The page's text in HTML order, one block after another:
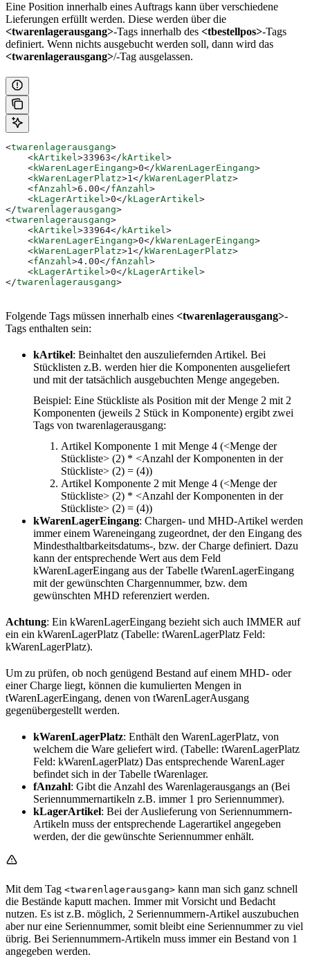
Eine Position innerhalb eines Auftrags kann über verschiedene
Lieferungen erfüllt werden. Diese werden über die
<twarenlagerausgang>-Tags innerhalb des <tbestellpos>-Tags
definiert. Wenn nichts ausgebucht werden soll, dann wird das
<twarenlagerausgang>/-Tag ausgelassen.
<twarenlagerausgang>
    <
kArtikel>33963</ kArtikel>
    <
kWarenLagerEingang>0</ kWarenLagerEingang>
    <
kWarenLagerPlatz>1</ kWarenLagerPlatz>
    <
fAnzahl>6.00</fAnzahl>
    <
kLagerArtikel>0</ kLagerArtikel>
</twarenlagerausgang>
<twarenlagerausgang>
    <
kArtikel>33964</ kArtikel>
    <
kWarenLagerEingang>0</ kWarenLagerEingang>
    <
kWarenLagerPlatz>1</ kWarenLagerPlatz>
    <
fAnzahl>4.00</fAnzahl>
    <
kLagerArtikel>0</ kLagerArtikel>
</twarenlagerausgang>
Folgende Tags müssen innerhalb eines <twarenlagerausgang>-
Tags enthalten sein:
kArtikel: Beinhaltet den auszuliefernden Artikel. Bei
Stücklisten z.B. werden hier die Komponenten ausgeliefert
und mit der tatsächlich ausgebuchten Menge angegeben.
Beispiel: Eine Stückliste als Position mit der Menge 2 mit 2
Komponenten (jeweils 2 Stück in Komponente) ergibt zwei
Tags von twarenlagerausgang:
Artikel Komponente 1 mit Menge 4 (<Menge der
Stückliste> (2) * <Anzahl der Komponenten in der
Stückliste> (2) = (4))
Artikel Komponente 2 mit Menge 4 (<Menge der
Stückliste> (2) * <Anzahl der Komponenten in der
Stückliste> (2) = (4))
kWarenLagerEingang: Chargen- und MHD-Artikel werden
immer einem Wareneingang zugeordnet, der den Eingang des
Mindesthaltbarkeitsdatums-, bzw. der Charge definiert. Dazu
kann der entsprechende Wert aus dem Feld
kWarenLagerEingang aus der Tabelle tWarenLagerEingang
mit der gewünschten Chargennummer, bzw. dem
gewünschten MHD referenziert werden.
Achtung: Ein kWarenLagerEingang bezieht sich auch IMMER auf
ein ein kWarenLagerPlatz (Tabelle: tWarenLagerPlatz Feld:
kWarenLagerPlatz).
Um zu prüfen, ob noch genügend Bestand auf einem MHD- oder
einer Charge liegt, können die kumulierten Mengen in
tWarenLagerEingang, denen von tWarenLagerAusgang
gegenübergestellt werden.
kWarenLagerPlatz: Enthält den WarenLagerPlatz, von
welchem die Ware geliefert wird. (Tabelle: tWarenLagerPlatz
Feld: kWarenLagerPlatz) Das entsprechende WarenLager
befindet sich in der Tabelle tWarenlager.
fAnzahl: Gibt die Anzahl des Warenlagerausgangs an (Bei
Seriennummernartikeln z.B. immer 1 pro Seriennummer).
kLagerArtikel: Bei der Auslieferung von Seriennummern-
Artikeln muss der entsprechende Lagerartikel angegeben
werden, der die gewünschte Seriennummer enhält.
Mit dem Tag <twarenlagerausgang> kann man sich ganz schnell
die Bestände kaputt machen. Immer mit Vorsicht und Bedacht
nutzen. Es ist z.B. möglich, 2 Seriennummern-Artikel auszubuchen
aber nur eine Seriennummer, somit bleibt eine Seriennummer zu viel
übrig. Bei Seriennummern-Artikeln muss immer ein Bestand von 1
angegeben werden.